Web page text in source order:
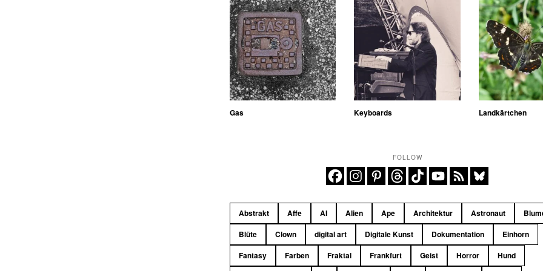
Gas Keyboards Landkärtchen
FOLLOW
Abstrakt Affe AI Alien Ape Architektur Astronaut
Blüte
Clown digital art Digitale Kunst Dokumentation
Einhorn
Fantasy
Farben Fraktal Frankfurt Geist Horror
Hund